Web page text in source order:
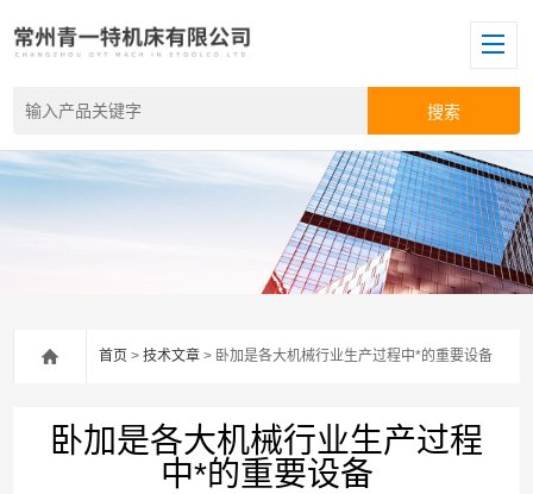
首页 >技术文章 > 卧加是各大机械行业生产过程中*的重要设备
卧加是各大机械行业生产过程
中*的重要设备